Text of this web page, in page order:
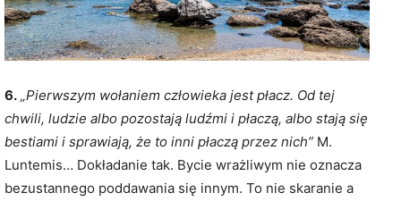
6. „Pierwszym wołaniem człowieka jest płacz. Od tej
chwili, ludzie albo pozostają ludźmi i płaczą, albo stają się
bestiami i sprawiają, że to inni płaczą przez nich” M.
Luntemis… Dokładanie tak. Bycie wrażliwym nie oznacza
bezustannego poddawania się innym. To nie skaranie a